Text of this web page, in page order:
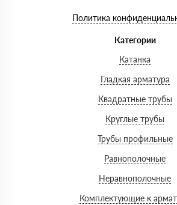
Политика
Категории
Катанка
Гладкая арматура
Квадратные трубы
Круглые трубы
Трубы профильные
Равнополочные
Неравнополочные
Комплектующие к